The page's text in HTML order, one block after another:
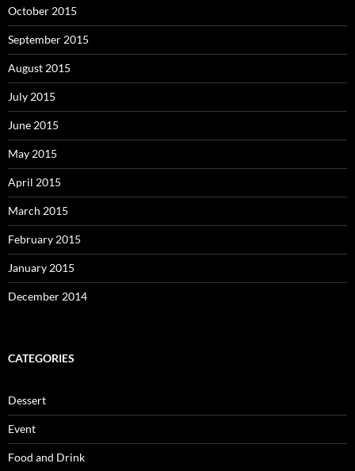
October 2015
September 2015
August 2015
July 2015
June 2015
May 2015
April 2015
March 2015
February 2015
January 2015
December 2014
CATEGORIES
Dessert
Event
Food and Drink